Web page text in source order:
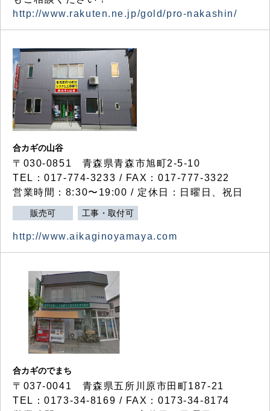
http://www.rakuten.ne.jp/gold/pro-nakashin/
合カギの山谷
〒030-0851 青森県青森市旭町2-5-10
TEL：017-774-3233 / FAX：017-777-3322
営業時間：8:30〜19:00 / 定休日：日曜日、祝日
販売可 工事・取付可
http://www.aikaginoyamaya.com
合カギのでまち
〒037-0041 青森県五所川原市田町187-21
TEL：0173-34-8169 / FAX：0173-34-8174